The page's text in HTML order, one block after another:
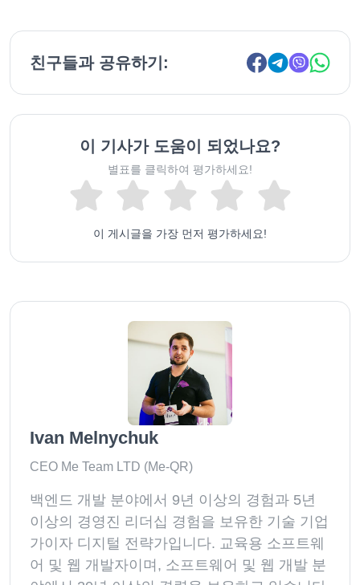
친구들과 공유하기:
이 기사가 도움이 되었나요?
별표를 클릭하여 평가하세요!
이 게시글을 가장 먼저 평가하세요!
Ivan Melnychuk
CEO Me Team LTD (Me-QR)
백엔드 개발 분야에서 9년 이상의 경험과 5년
이상의 경영진 리더십 경험을 보유한 기술 기업
가이자 디지털 전략가입니다. 교육용 소프트웨
어 및 웹 개발자이며, 소프트웨어 및 웹 개발 분